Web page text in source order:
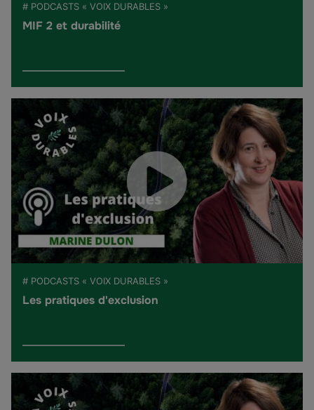
# PODCASTS « VOIX DURABLES »
MIF 2 et durabilité
# PODCASTS « VOIX DURABLES »
Les pratiques d'exclusion